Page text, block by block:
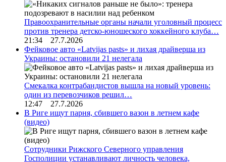
Правоохранительные органы начали уголовный процесс
против тренера детско-юношеского хоккейного клуба…
21:34 27.7.2026
Фейковое авто «Latvijas pasts» и лихая драйверша из
Украины: остановили 21 нелегала
Смекалка контрабандистов вышла на новый уровень:
один из перевозчиков решил…
12:47 27.7.2026
В Риге ищут парня, сбившего вазон в летнем кафе
(видео)
Сотрудники Рижского Северного управления
Госполиции устанавливают личность человека,